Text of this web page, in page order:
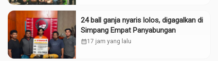
24 ball ganja nyaris lolos, digagalkan di
Simpang Empat Panyabungan
calendar_month17 jam yang lalu